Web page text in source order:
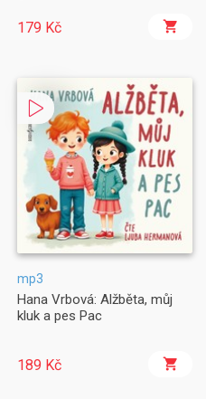
179 Kč
mp3
Hana Vrbová: Alžběta, můj
kluk a pes Pac
189 Kč